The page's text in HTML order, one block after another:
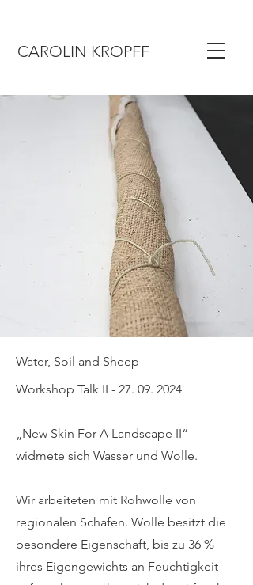
CAROLIN KROPFF
Water, Soil and Sheep
Workshop Talk II - 27. 09. 2024
„New Skin For A Landscape II“
widmete sich Wasser und Wolle.
Wir arbeiteten mit Rohwolle von
regionalen Schafen. Wolle besitzt die
besondere Eigenschaft, bis zu 36 %
ihres Eigengewichts an Feuchtigkeit